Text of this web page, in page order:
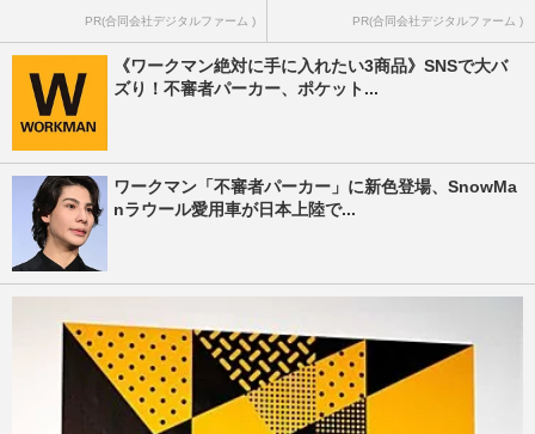
PR(合同会社デジタルファーム ) PR(合同会社デジタルファーム )
《ワークマン絶対に手に入れたい3商品》SNSで大バ
ズり！不審者パーカー、ポケット...
ワークマン「不審者パーカー」に新色登場、SnowMa
nラウール愛用車が日本上陸で...